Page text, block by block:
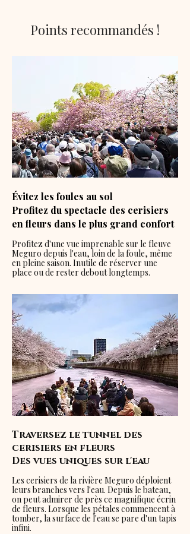
Points recommandés !
Évitez les foules au sol
Profitez du spectacle des cerisiers
en fleurs dans le plus grand confort
Profitez d'une vue imprenable sur le fleuve
Meguro depuis l'eau, loin de la foule, même
en pleine saison. Inutile de réserver une
place ou de rester debout longtemps.
Traversez le tunnel des
cerisiers en fleurs
Des vues uniques sur l'eau
Les cerisiers de la rivière Meguro déploient
leurs branches vers l'eau. Depuis le bateau,
on peut admirer de près ce magnifique écrin
de fleurs. Lorsque les pétales commencent à
tomber, la surface de l'eau se pare d'un tapis
infini.